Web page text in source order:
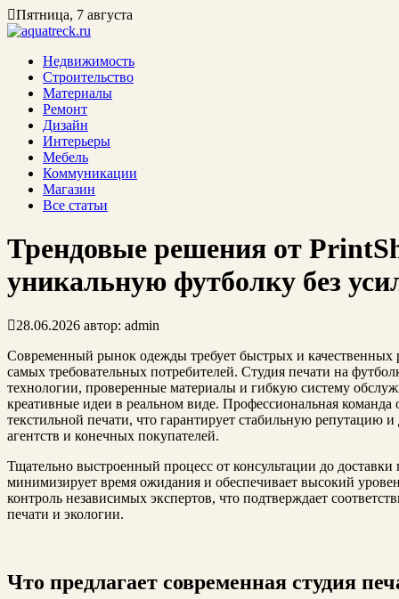
Пятница, 7 августа
Недвижимость
Строительство
Материалы
Ремонт
Дизайн
Интерьеры
Мебель
Коммуникации
Магазин
Все статьи
Трендовые решения от
уникальную футболку без
28.06.2026 автор: admin
Современный рынок одежды требует быстрых и качественных
самых требовательных потребителей. Студия печати на
технологии, проверенные материалы и гибкую систему
креативные идеи в реальном виде. Профессиональная
текстильной печати, что гарантирует стабильную репутацию
агентств и конечных покупателей.
Тщательно выстроенный процесс от консультации до
минимизирует время ожидания и обеспечивает высокий
контроль независимых экспертов, что подтверждает
печати и экологии.
Что предлагает современная студия